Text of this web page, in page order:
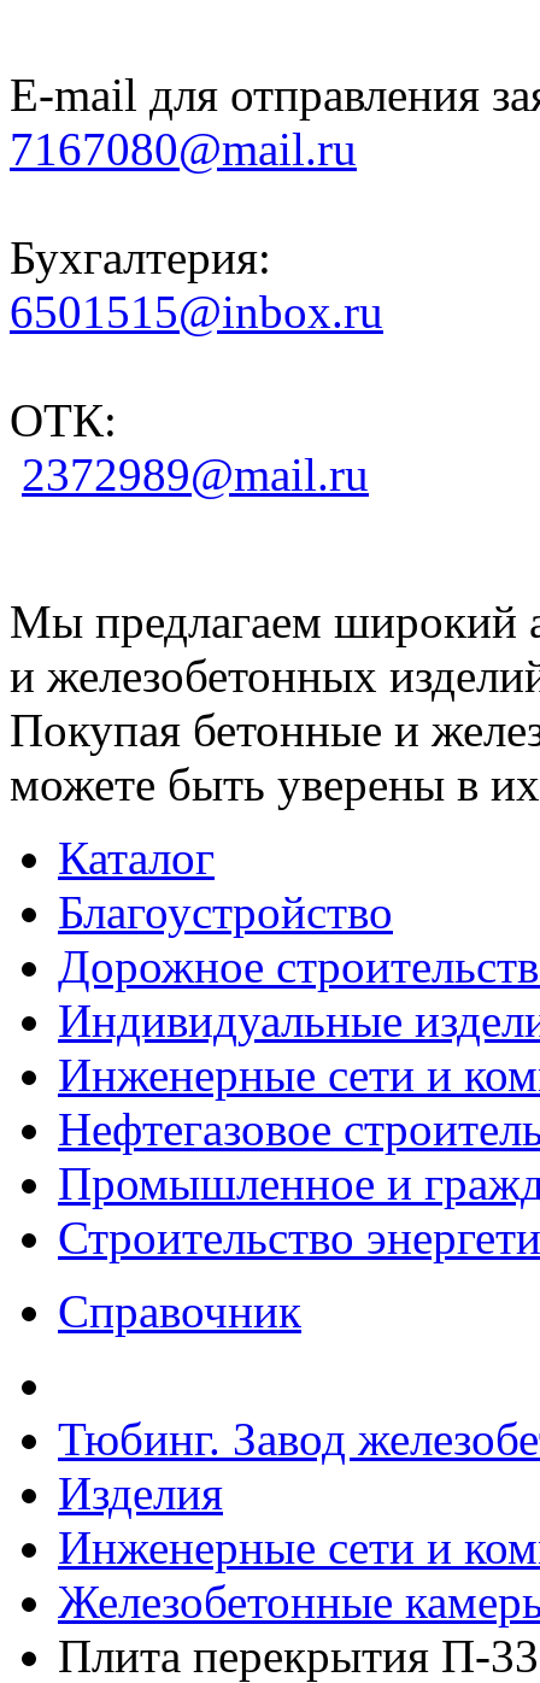
E-mail для отправления
7167080@mail.ru
Бухгалтерия:
6501515@inbox.ru
ОТК:
2372989@mail.ru
Мы предлагаем широкий
и железобетонных
Покупая бетонные и
можете быть уверены в их
Каталог
Благоустройство
Дорожное
Индивидуальные
Инженерные сети и
Нефтегазовое
Промышленное и
Строительство
Справочник
Тюбинг. Завод
Изделия
Инженерные сети и
Железобетонные
Плита перекрытия П-